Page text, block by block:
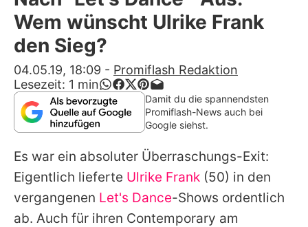
Alle Themen auf Promiflash
App runterladen
Team
Redaktionelle Richtlinien
Impressum
Datenschutzerklärung
Nutzungsbedingungen
Wem wünscht Ulrike Frank
den Sieg?
04.05.19, 18:09 - Promiflash Redaktion
Lesezeit: 1 min
Damit du die spannendsten
Promiflash-News auch bei
Google siehst.
Es war ein absoluter Überraschungs-Exit:
Eigentlich lieferte Ulrike Frank (50) in den
vergangenen Let's Dance-Shows ordentlich
ab. Auch für ihren Contemporary am